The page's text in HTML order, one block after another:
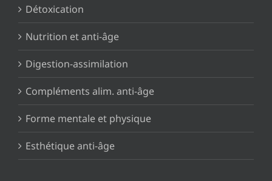
Détoxication
Nutrition et anti-âge
Digestion-assimilation
Compléments alim. anti-âge
Forme mentale et physique
Esthétique anti-âge